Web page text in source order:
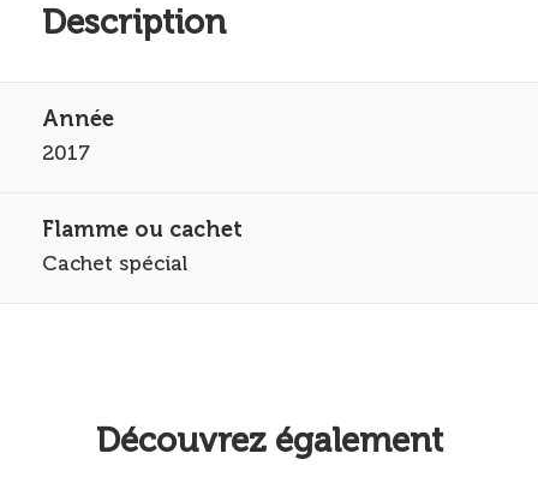
Description
2017
Cachet spécial
Découvrez également